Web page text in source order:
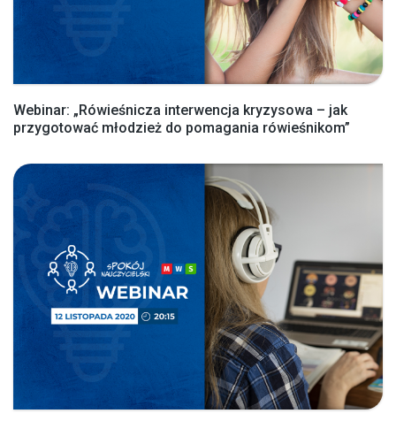
Webinar: „Rówieśnicza interwencja kryzysowa – jak
przygotować młodzież do pomagania rówieśnikom”